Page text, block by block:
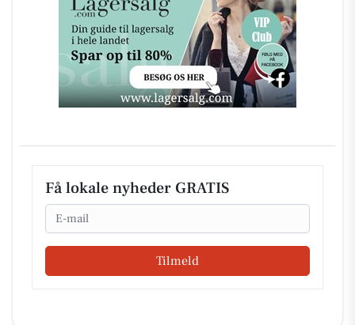
Få lokale nyheder GRATIS
Email
Tilmeld